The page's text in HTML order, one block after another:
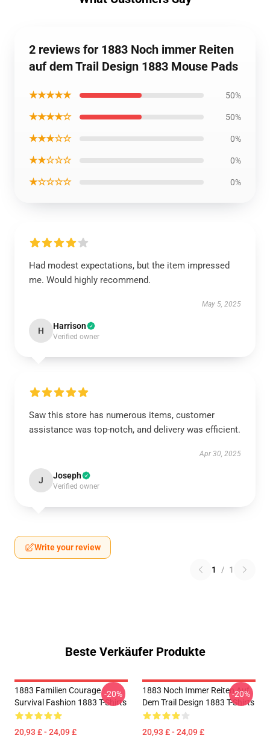
2 reviews for 1883 Noch immer Reiten
auf dem Trail Design 1883 Mouse Pads
★★★★★ 50%
★★★★☆ 50%
★★★☆☆ 0%
★★☆☆☆ 0%
★☆☆☆☆ 0%
Had modest expectations, but the item impressed
me. Would highly recommend.
May 5, 2025
H Harrison
Verified owner
Saw this store has numerous items, customer
assistance was top-notch, and delivery was efficient.
Apr 30, 2025
J Joseph
Verified owner
Write your review
1 / 1
Beste Verkäufer Produkte
1883 Familien Courage
Survival Fashion 1883 T-Shirts
20,93 £ - 24,09 £
-20%
1883 Noch Immer Reiten Auf
Dem Trail Design 1883 T-Shirts
20,93 £ - 24,09 £
-20%